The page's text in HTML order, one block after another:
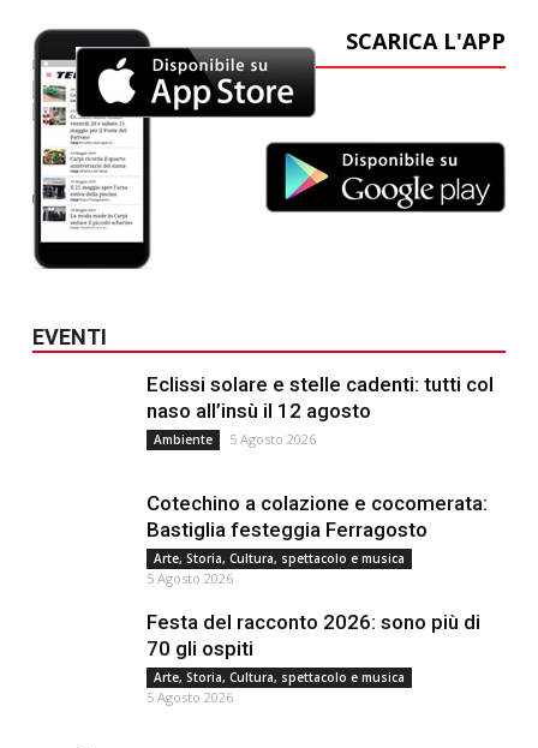
SCARICA L'APP
EVENTI
Eclissi solare e stelle cadenti: tutti col
naso all’insù il 12 agosto
Ambiente 5 Agosto 2026
Cotechino a colazione e cocomerata:
Bastiglia festeggia Ferragosto
Arte, Storia, Cultura, spettacolo e musica
5 Agosto 2026
Festa del racconto 2026: sono più di
70 gli ospiti
Arte, Storia, Cultura, spettacolo e musica
5 Agosto 2026